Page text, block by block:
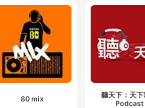
80 mix
聽天下：天
Podcast